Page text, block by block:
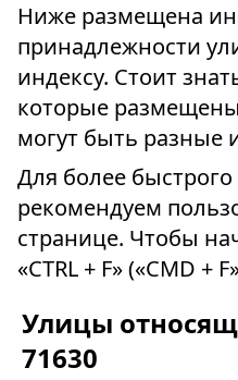
Ниже размещена
принадлежности
индексу. Стоит
которые
могут быть разные
Для более
рекомендуем
странице. Чтобы
«CTRL + F» («CMD +
Улицы
71630